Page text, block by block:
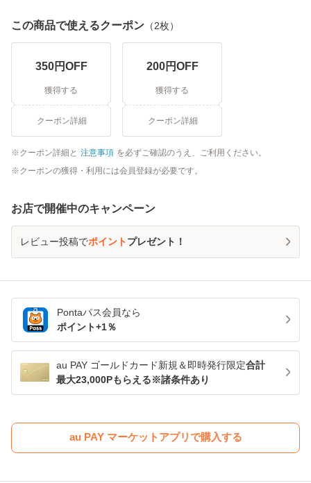
この商品で使えるクーポン （2枚）
350円OFF
獲得する
クーポン詳細
200円OFF
獲得する
クーポン詳細
クーポン詳細と 注意事項 を必ずご確認のうえ、ご利用ください。
クーポンの獲得・利用には会員登録が必要です。
お店で開催中のキャンペーン
レビュー投稿でポイントプレゼント！
Pontaパス会員なら
ポイント+1％
au PAY ゴールドカード新規＆即時発行限定合計
最大23,000Pもらえる※諸条件あり
au PAY マーケットアプリで購入する